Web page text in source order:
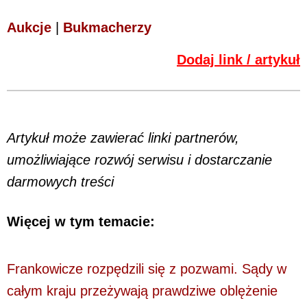
Aukcje Bukmacherzy
Dodaj link / artykuł
Artykuł może zawierać linki partnerów,
umożliwiające rozwój serwisu i dostarczanie
darmowych treści
Więcej w tym temacie:
Frankowicze rozpędzili się z pozwami. Sądy w
całym kraju przeżywają prawdziwe oblężenie